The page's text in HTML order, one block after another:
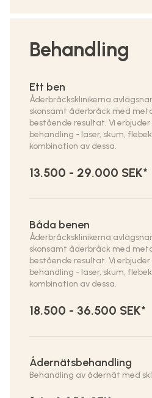
Behandling
Ett ben
Åderbråcksklinikerna
skonsamt åderbråck med
bestående resultat. Vi
behandling - laser, skum,
kombination av dessa.
13.500 - 29.000 SEK*
Båda benen
Åderbråcksklinikerna
skonsamt åderbråck med
bestående resultat. Vi
behandling - laser, skum,
kombination av dessa.
18.500 - 36.500 SEK*
Ådernätsbehandling
Behandling av ådernät med